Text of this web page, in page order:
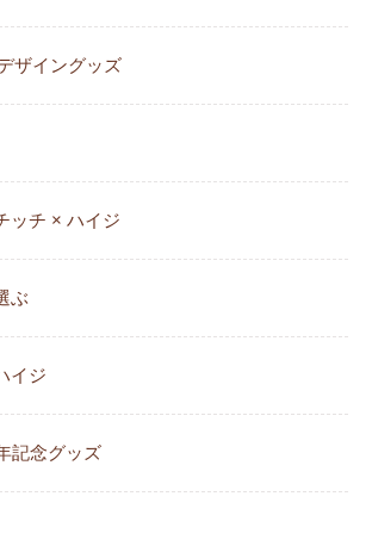
ザイングッズ
ッチ × ハイジ
ぶ
イジ
記念グッズ